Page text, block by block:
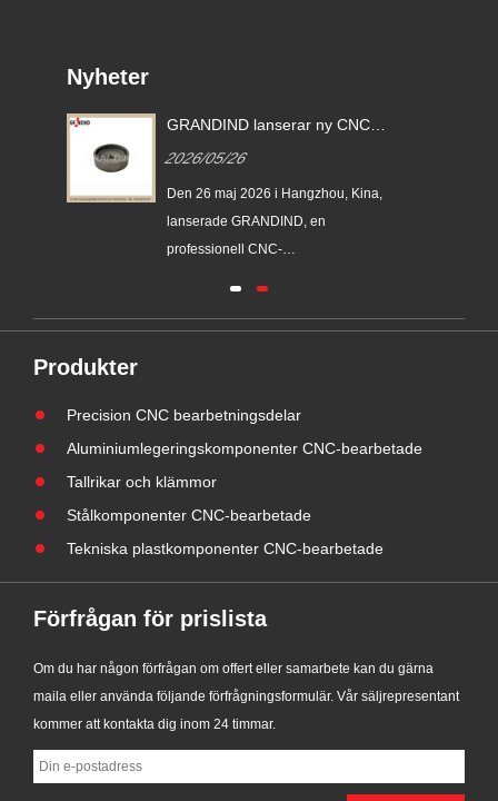
Nyheter
GRANDIND lanserar ny CNC-
gängad koppbussning GI-CNC-
ST-009
2026/05/26
Den 26 maj 2026 i Hangzhou, Kina,
lanserade GRANDIND, en
professionell CNC-
nya GI-CNC-ST-009 stålcylindriska
möta efterfrågan på hållbara,
högprecisionshus och pos......
Produkter
Precision CNC bearbetningsdelar
Aluminiumlegeringskomponenter CNC-bearbetade
Tallrikar och klämmor
Stålkomponenter CNC-bearbetade
Tekniska plastkomponenter CNC-bearbetade
Förfrågan för prislista
Om du har någon förfrågan om offert eller samarbete kan du gärna
maila eller använda följande förfrågningsformulär. Vår säljrepresentant
kommer att kontakta dig inom 24 timmar.